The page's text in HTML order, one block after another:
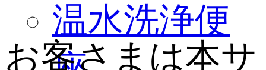
温水洗浄便
お客さまは本サ